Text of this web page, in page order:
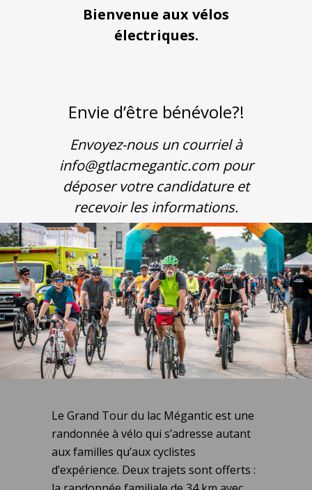
Bienvenue aux vélos
électriques.
Envie d’être bénévole?!
Envoyez-nous un courriel à
info@gtlacmegantic.com pour
déposer votre candidature et
recevoir les informations.
Le Grand Tour du lac Mégantic est une
randonnée à vélo qui s’adresse autant
aux familles qu’aux cyclistes
d’expérience. Deux trajets sont offerts :